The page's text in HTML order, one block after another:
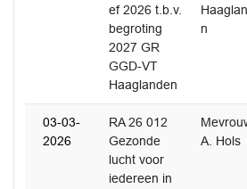
ef 2026 t.b.v.
begroting
2027 GR
GGD-VT
Haaglanden
n
03-03-
2026
RA 26 012
Gezonde
lucht voor
iedereen in
A. Hols